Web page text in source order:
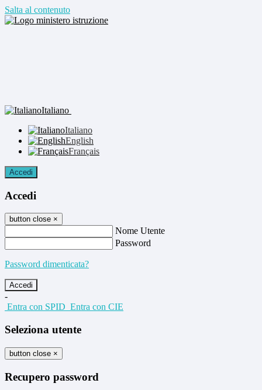
Salta al contenuto
Italiano
Italiano
English
Français
Accedi
Accedi
button close ×
Nome Utente
Password
Password dimenticata?
-
Entra con SPID Entra con CIE
Seleziona utente
button close ×
Recupero password